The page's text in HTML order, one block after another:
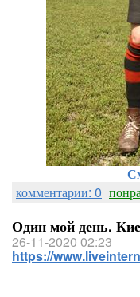
комментарии: 0
Один мой день.
26-11-2020 02:23
https://